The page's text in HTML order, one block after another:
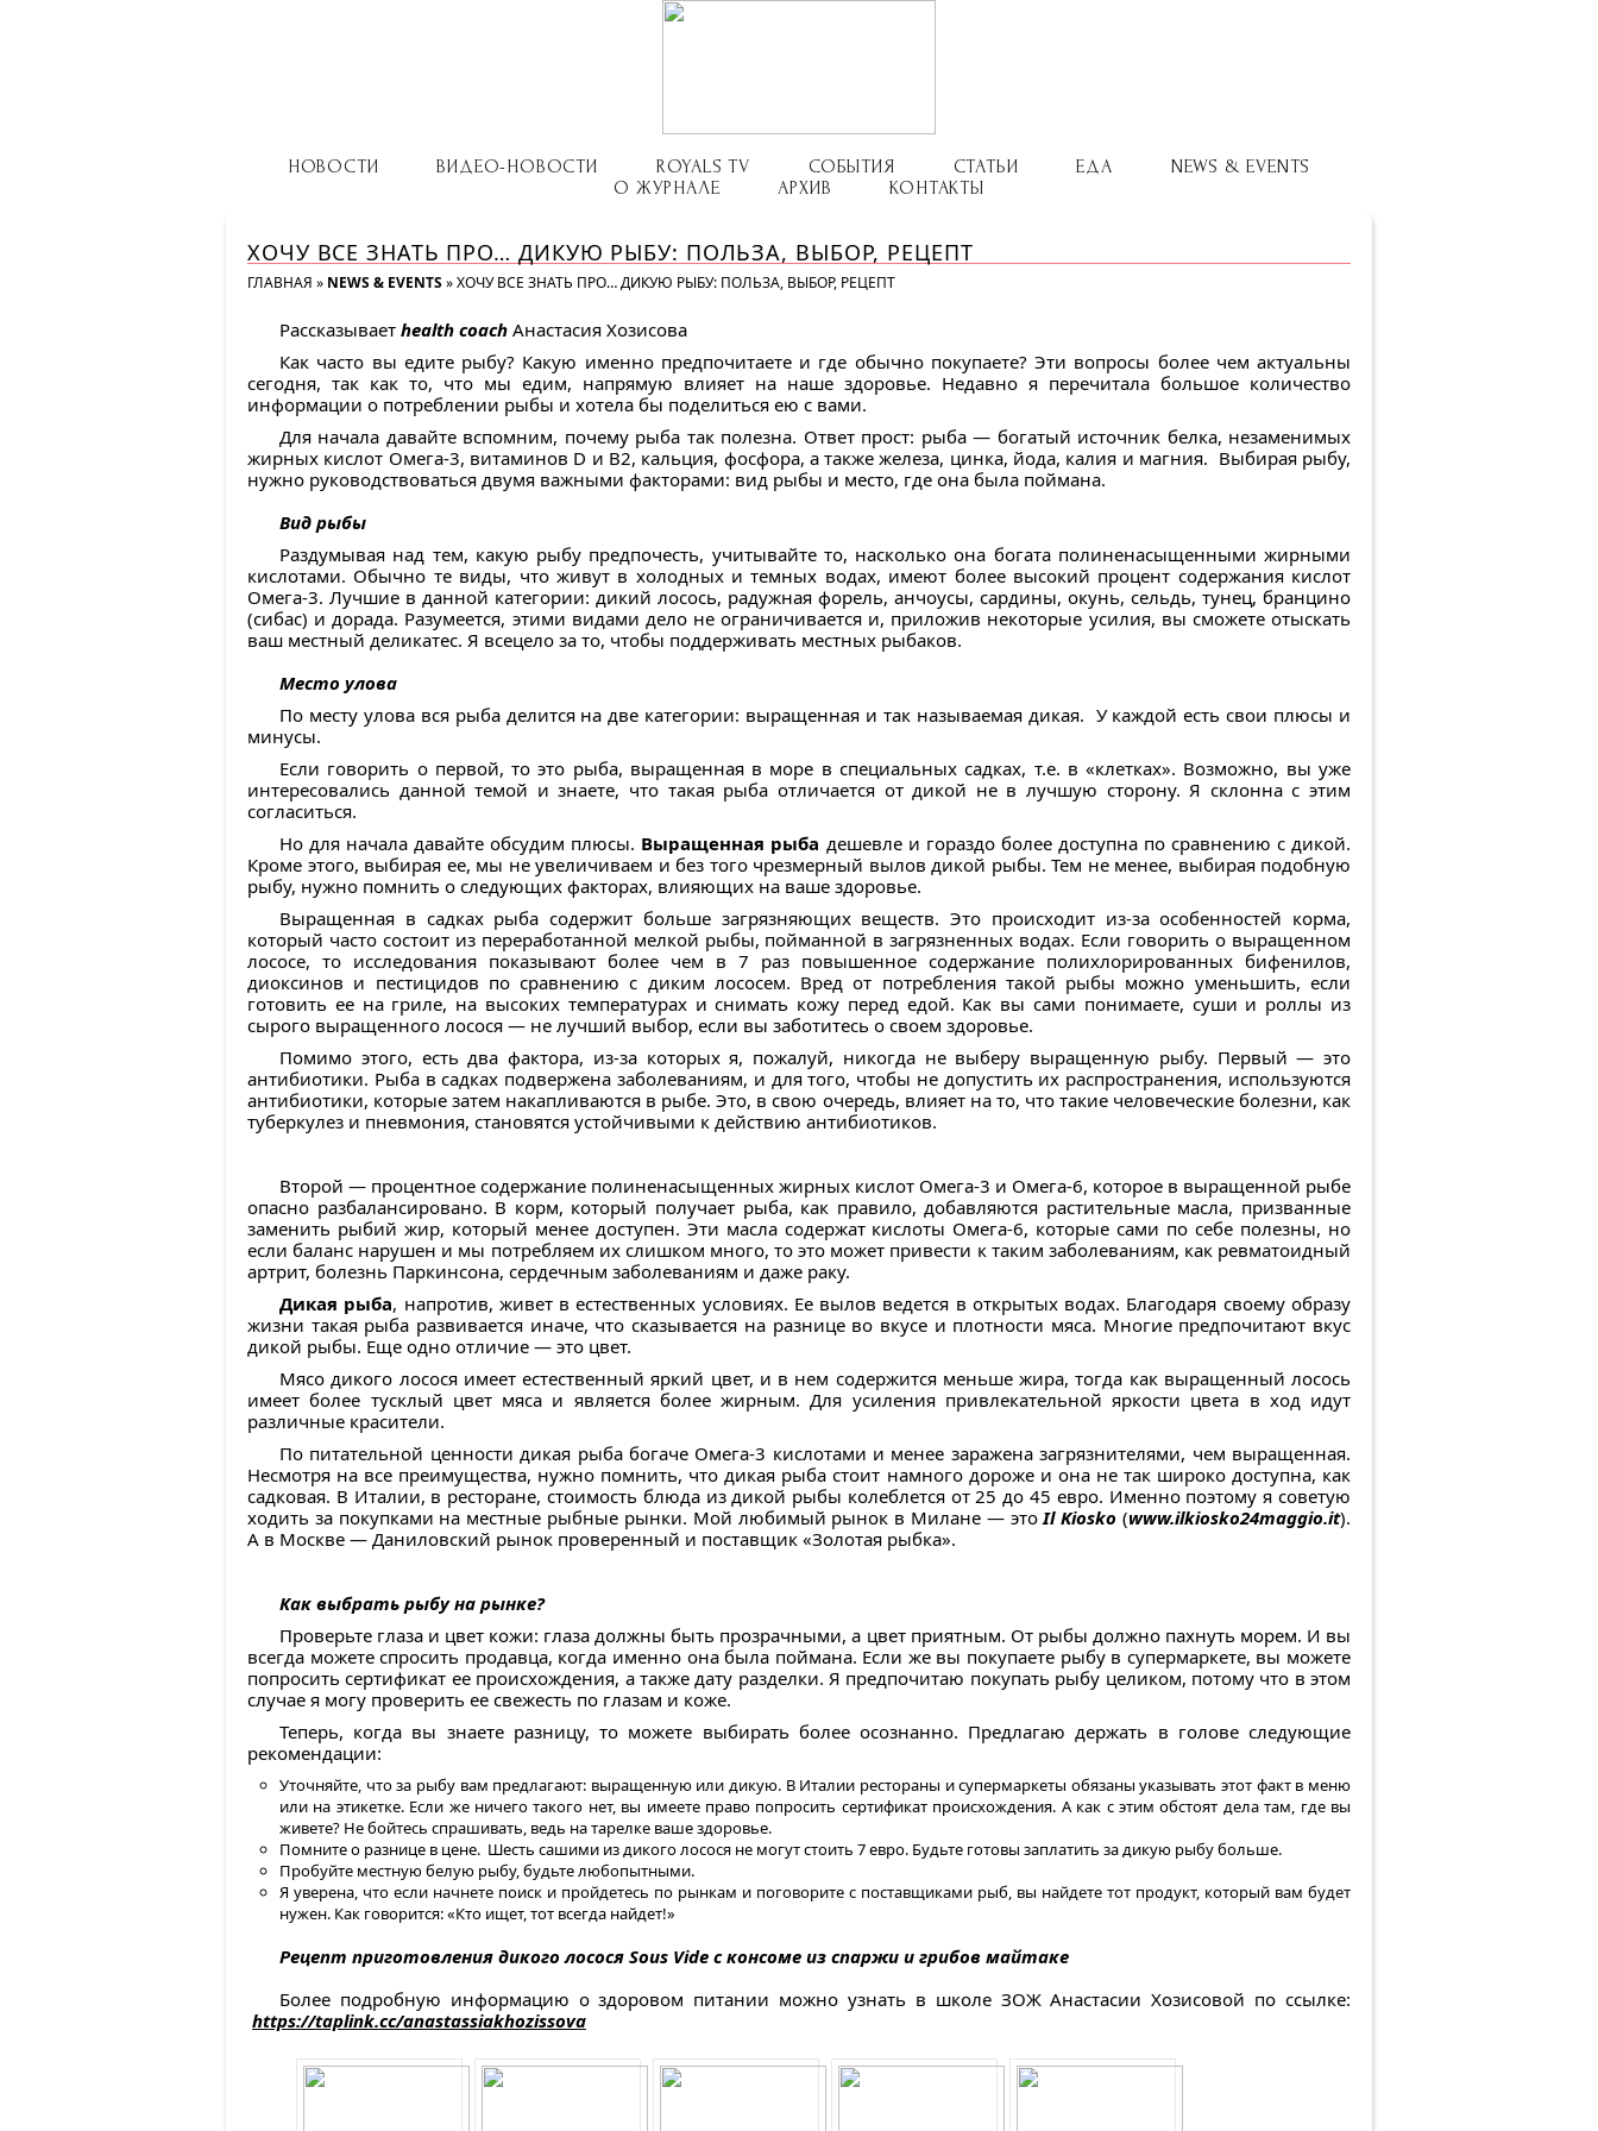
НОВОСТИ ВИДЕО-НОВОСТИ ROYALS TV СОБЫТИЯ СТАТЬИ ЕДА
NEWS & EVENTS
О ЖУРНАЛЕ
АРХИВ КОНТАКТЫ
ХОЧУ ВСЕ ЗНАТЬ ПРО… ДИКУЮ РЫБУ: ПОЛЬЗА, ВЫБОР, РЕЦЕПТ
ГЛАВНАЯ » NEWS & EVENTS »ХОЧУ ВСЕ ЗНАТЬ ПРО… ДИКУЮ РЫБУ: ПОЛЬЗА, ВЫБОР, РЕЦЕПТ
Рассказывает health coach Анастасия Хозисова
Как часто вы едите рыбу? Какую именно предпочитаете и где обычно покупаете? Эти вопросы более чем актуальны
сегодня, так как то, что мы едим, напрямую влияет на наше здоровье. Недавно я перечитала большое количество
информации о потреблении рыбы и хотела бы поделиться ею с вами.
Для начала давайте вспомним, почему рыба так полезна. Ответ прост: рыба — богатый источник белка, незаменимых
жирных кислот Омега-3, витаминов D и B2, кальция, фосфора, а также железа, цинка, йода, калия и магния. Выбирая рыбу,
нужно руководствоваться двумя важными факторами: вид рыбы и место, где она была поймана.
Вид рыбы
Раздумывая над тем, какую рыбу предпочесть, учитывайте то, насколько она богата полиненасыщенными жирными
кислотами. Обычно те виды, что живут в холодных и темных водах, имеют более высокий процент содержания кислот
Омега-3. Лучшие в данной категории: дикий лосось, радужная форель, анчоусы, сардины, окунь, сельдь, тунец, бранцино
(сибас) и дорада. Разумеется, этими видами дело не ограничивается и, приложив некоторые усилия, вы сможете отыскать
ваш местный деликатес. Я всецело за то, чтобы поддерживать местных рыбаков.
Место улова
По месту улова вся рыба делится на две категории: выращенная и так называемая дикая. У каждой есть свои плюсы и
минусы.
Если говорить о первой, то это рыба, выращенная в море в специальных садках, т.е. в «клетках». Возможно, вы уже
интересовались данной темой и знаете, что такая рыба отличается от дикой не в лучшую сторону. Я склонна с этим
согласиться.
Но для начала давайте обсудим плюсы. Выращенная рыба дешевле и гораздо более доступна по сравнению с дикой.
Кроме этого, выбирая ее, мы не увеличиваем и без того чрезмерный вылов дикой рыбы. Тем не менее, выбирая подобную
рыбу, нужно помнить о следующих факторах, влияющих на ваше здоровье.
Выращенная в садках рыба содержит больше загрязняющих веществ. Это происходит из-за особенностей корма,
который часто состоит из переработанной мелкой рыбы, пойманной в загрязненных водах. Если говорить о выращенном
лососе, то исследования показывают более чем в 7 раз повышенное содержание полихлорированных бифенилов,
диоксинов и пестицидов по сравнению с диким лососем. Вред от потребления такой рыбы можно уменьшить, если
готовить ее на гриле, на высоких температурах и снимать кожу перед едой. Как вы сами понимаете, суши и роллы из
сырого выращенного лосося — не лучший выбор, если вы заботитесь о своем здоровье.
Помимо этого, есть два фактора, из-за которых я, пожалуй, никогда не выберу выращенную рыбу. Первый — это
антибиотики. Рыба в садках подвержена заболеваниям, и для того, чтобы не допустить их распространения, используются
антибиотики, которые затем накапливаются в рыбе. Это, в свою очередь, влияет на то, что такие человеческие болезни, как
туберкулез и пневмония, становятся устойчивыми к действию антибиотиков.
Второй — процентное содержание полиненасыщенных жирных кислот Омега-3 и Омега-6, которое в выращенной рыбе
опасно разбалансировано. В корм, который получает рыба, как правило, добавляются растительные масла, призванные
заменить рыбий жир, который менее доступен. Эти масла содержат кислоты Омега-6, которые сами по себе полезны, но
если баланс нарушен и мы потребляем их слишком много, то это может привести к таким заболеваниям, как ревматоидный
артрит, болезнь Паркинсона, сердечным заболеваниям и даже раку.
Дикая рыба, напротив, живет в естественных условиях. Ее вылов ведется в открытых водах. Благодаря своему образу
жизни такая рыба развивается иначе, что сказывается на разнице во вкусе и плотности мяса. Многие предпочитают вкус
дикой рыбы. Еще одно отличие — это цвет.
Мясо дикого лосося имеет естественный яркий цвет, и в нем содержится меньше жира, тогда как выращенный лосось
имеет более тусклый цвет мяса и является более жирным. Для усиления привлекательной яркости цвета в ход идут
различные красители.
По питательной ценности дикая рыба богаче Омега-3 кислотами и менее заражена загрязнителями, чем выращенная.
Несмотря на все преимущества, нужно помнить, что дикая рыба стоит намного дороже и она не так широко доступна, как
садковая. В Италии, в ресторане, стоимость блюда из дикой рыбы колеблется от 25 до 45 евро. Именно поэтому я советую
ходить за покупками на местные рыбные рынки. Мой любимый рынок в Милане — этоIl Kiosko (www.ilkiosko24maggio.it).
А в Москве — Даниловский рынок проверенный и поставщик «Золотая рыбка».
Как выбрать рыбу на рынке?
Проверьте глаза и цвет кожи: глаза должны быть прозрачными, а цвет приятным. От рыбы должно пахнуть морем. И вы
всегда можете спросить продавца, когда именно она была поймана. Если же вы покупаете рыбу в супермаркете, вы можете
попросить сертификат ее происхождения, а также дату разделки. Я предпочитаю покупать рыбу целиком, потому что в этом
случае я могу проверить ее свежесть по глазам и коже.
Теперь, когда вы знаете разницу, то можете выбирать более осознанно. Предлагаю держать в голове следующие
рекомендации:
Уточняйте, что за рыбу вам предлагают: выращенную или дикую. В Италии рестораны и супермаркеты обязаны указывать этот факт в меню
или на этикетке. Если же ничего такого нет, вы имеете право попросить сертификат происхождения. А как с этим обстоят дела там, где вы
живете? Не бойтесь спрашивать, ведь на тарелке ваше здоровье.
Помните о разнице в цене. Шесть сашими из дикого лосося не могут стоить 7 евро. Будьте готовы заплатить за дикую рыбу больше.
Пробуйте местную белую рыбу, будьте любопытными.
Я уверена, что если начнете поиск и пройдетесь по рынкам и поговорите с поставщиками рыб, вы найдете тот продукт, который вам будет
нужен. Как говорится: «Кто ищет, тот всегда найдет!»
Рецепт приготовления дикого лосося Sous Vide с консоме из спаржи и грибов майтаке
Более подробную информацию о здоровом питании можно узнать в школе ЗОЖ Анастасии Хозисовой по ссылке:
https://taplink.cc/anastassiakhozissova